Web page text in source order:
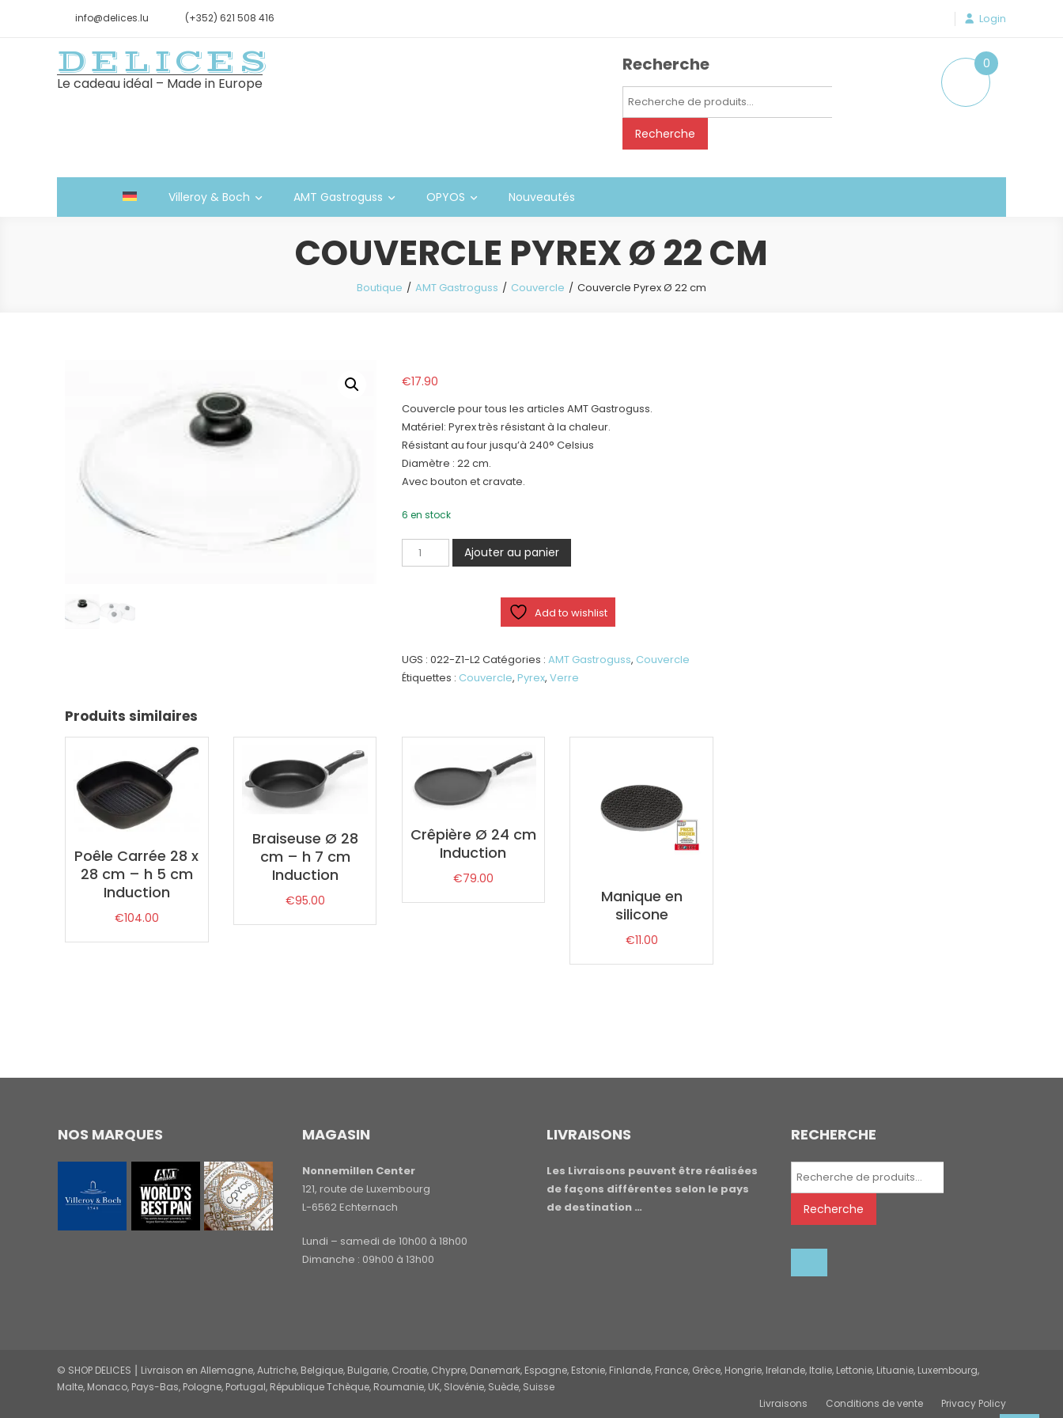
info@delices.lu (+352) 621 508 416 Login
DELICES
Le cadeau idéal – Made in Europe
Recherche
Recherche
Recherche
0
item
Villeroy & Boch AMT Gastroguss OPYOS Nouveautés
COUVERCLE PYREX Ø 22 CM
Boutique AMT Gastroguss Couvercle Couvercle Pyrex Ø 22 cm
€17.90
Couvercle pour tous les articles AMT Gastroguss.
Matériel: Pyrex très résistant à la chaleur.
Résistant au four jusqu’à 240° Celsius
Diamètre : 22 cm.
Avec bouton et cravate.
6 en stock
quantité
de
cm
Ajouter au panier
Add to wishlist
UGS :022-Z1-L2Catégories :AMT Gastroguss, Couvercle
Étiquettes : Couvercle,Pyrex,Verre
Produits similaires
Poêle Carrée 28 x
28 cm – h 5 cm
Induction
€104.00
Braiseuse Ø 28
cm – h 7 cm
Induction
€95.00
Crêpière Ø 24 cm
Induction
€79.00
Manique en
silicone
€11.00
NOS MARQUES MAGASIN
Nonnemillen Center
121, route de Luxembourg
L-6562 Echternach
Lundi – samedi de 10h00 à 18h00
Dimanche : 09h00 à 13h00
LIVRAISONS
Les Livraisons peuvent être réalisées
de façons différentes selon le pays
de destination …
RECHERCHE
Recherche
Recherche
© SHOP DELICES ⎮ Livraison en Allemagne, Autriche, Belgique, Bulgarie, Croatie, Chypre, Danemark, Espagne, Estonie, Finlande, France, Grèce, Hongrie, Irelande, Italie, Lettonie, Lituanie, Luxembourg,
Malte, Monaco, Pays-Bas, Pologne, Portugal, République Tchèque, Roumanie, UK, Slovénie, Suède, Suisse
Livraisons
Conditions de vente Privacy Policy